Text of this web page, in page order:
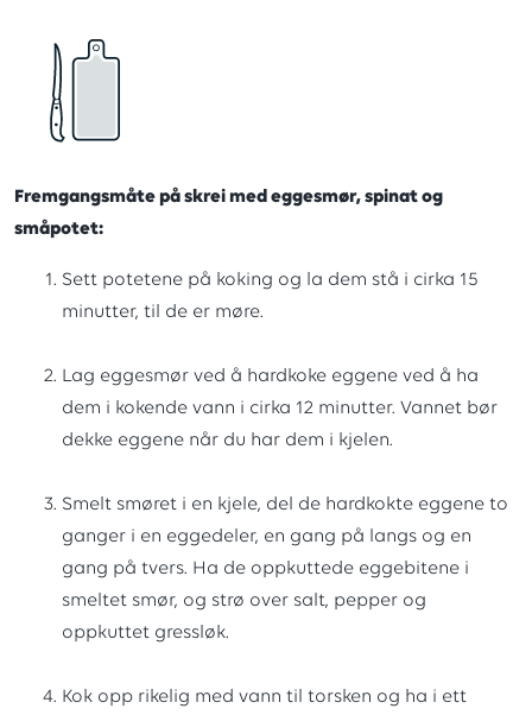
Fremgangsmåte på skrei med eggesmør, spinat og
småpotet:
Sett potetene på koking og la dem stå i cirka 15
minutter, til de er møre.
Lag eggesmør ved å hardkoke eggene ved å ha
dem i kokende vann i cirka 12 minutter. Vannet bør
dekke eggene når du har dem i kjelen.
Smelt smøret i en kjele, del de hardkokte eggene to
ganger i en eggedeler, en gang på langs og en
gang på tvers. Ha de oppkuttede eggebitene i
smeltet smør, og strø over salt, pepper og
oppkuttet gressløk.
Kok opp rikelig med vann til torsken og ha i ett